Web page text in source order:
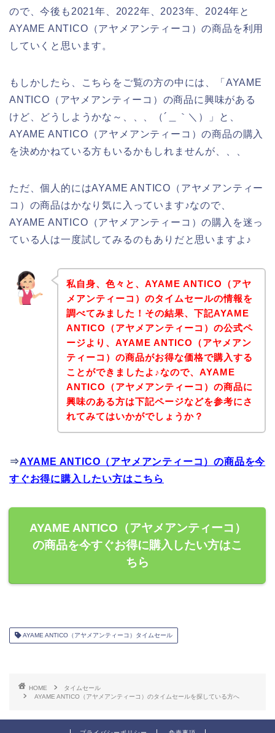
ので、今後も2021年、2022年、2023年、2024年と
AYAME ANTICO（アヤメアンティーコ）の商品を利用
していくと思います。
もしかしたら、こちらをご覧の方の中には、「AYAME
ANTICO（アヤメアンティーコ）の商品に興味がある
けど、どうしようかな～、、、（´＿｀＼）」と、
AYAME ANTICO（アヤメアンティーコ）の商品の購入
を決めかねている方もいるかもしれませんが、、、
ただ、個人的にはAYAME ANTICO（アヤメアンティー
コ）の商品はかなり気に入っています♪なので、
AYAME ANTICO（アヤメアンティーコ）の購入を迷っ
ている人は一度試してみるのもありだと思いますよ♪
私自身、色々と、AYAME ANTICO（アヤ
メアンティーコ）のタイムセールの情報を
調べてみました！その結果、下記AYAME
ANTICO（アヤメアンティーコ）の公式ペ
ージより、AYAME ANTICO（アヤメアン
ティーコ）の商品がお得な価格で購入する
ことができましたよ♪なので、AYAME
ANTICO（アヤメアンティーコ）の商品に
興味のある方は下記ページなどを参考にさ
れてみてはいかがでしょうか？
⇒AYAME ANTICO（アヤメアンティーコ）の商品を今
すぐお得に購入したい方はこちら
AYAME ANTICO（アヤメアンティーコ）
の商品を今すぐお得に購入したい方はこ
ちら
AYAME ANTICO（アヤメアンティーコ）タイムセール
HOME
タイムセール
AYAME ANTICO（アヤメアンティーコ）のタイムセールを探している方へ